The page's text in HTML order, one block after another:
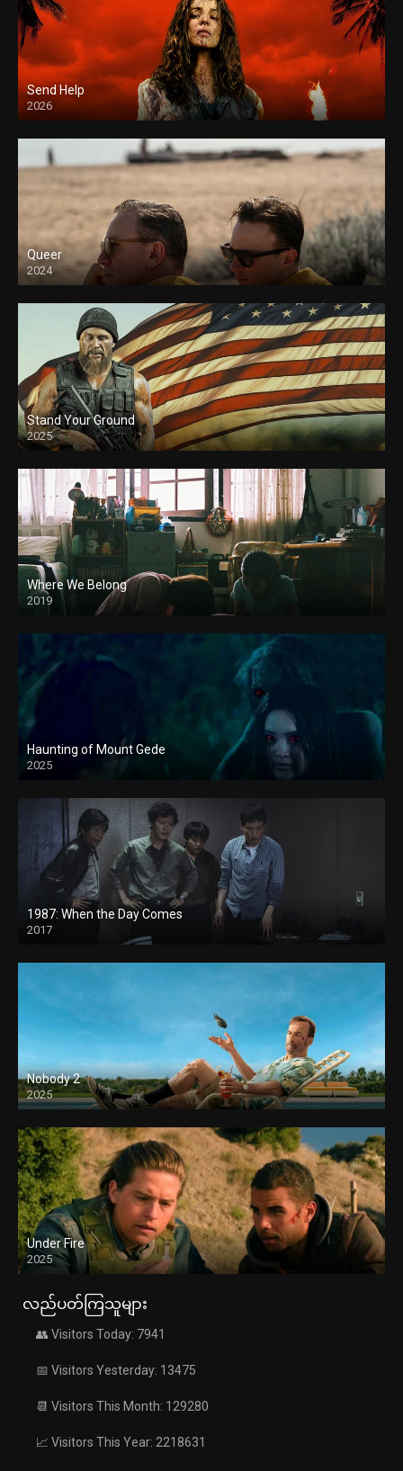
Send Help
2026
Queer
2024
Stand Your Ground
2025
Where We Belong
2019
Haunting of Mount Gede
2025
1987: When the Day Comes
2017
Nobody 2
2025
Under Fire
2025
လည်ပတ်ကြသူများ
👥 Visitors Today: 7941
📅 Visitors Yesterday: 13475
📆 Visitors This Month: 129280
📈 Visitors This Year: 2218631